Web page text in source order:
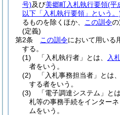
号)及び美郷町入札執行要領(平
以下「入札執行要領」という。
るものを除くほか、
この訓令の
(定義)
第2条
この訓令において用いる
する。
(1)
「入札執行者」とは、 入
者をいう。
(2)
「入札事務担当者」とは、
する者をいう。
(3)
「電子調達システム」と
札等の事務手続をインター
ムをいう。